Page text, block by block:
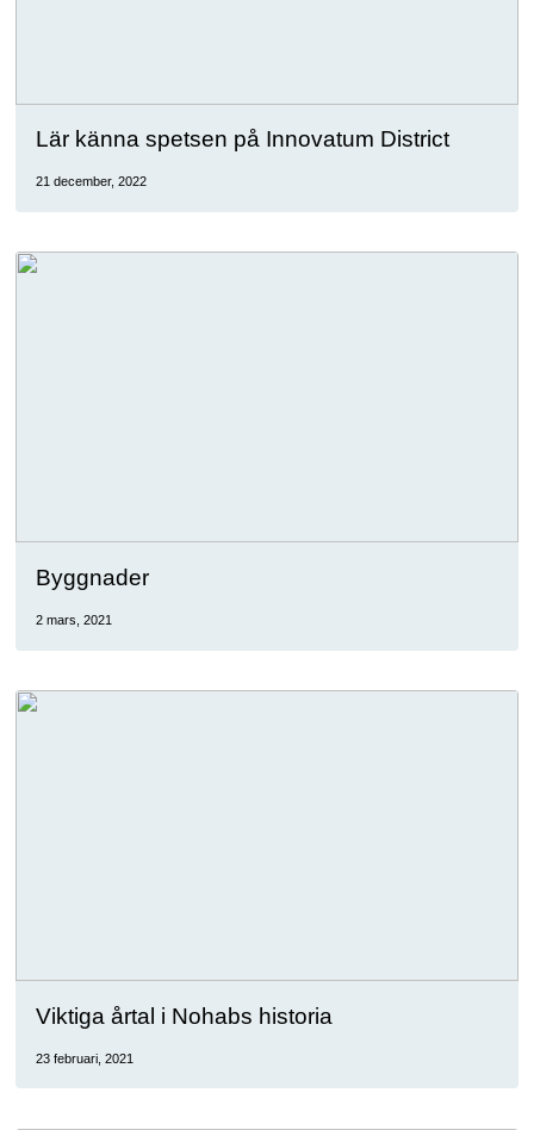
Lär känna spetsen på Innovatum District
21 december, 2022
Byggnader
2 mars, 2021
Viktiga årtal i Nohabs historia
23 februari, 2021